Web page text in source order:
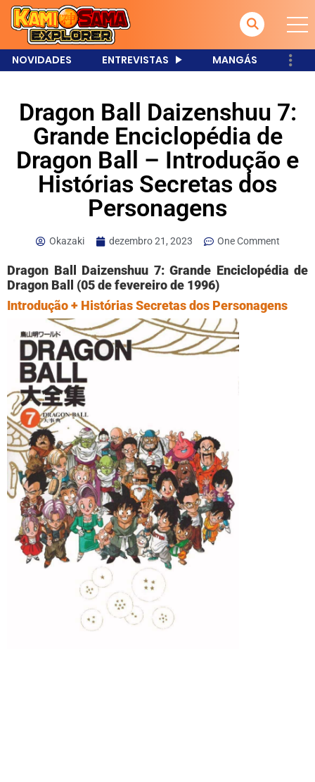
NOVIDADES ENTREVISTAS MANGÁS
Dragon Ball Daizenshuu 7:
Grande Enciclopédia de
Dragon Ball – Introdução e
Histórias Secretas dos
Personagens
Okazaki dezembro 21, 2023 One Comment
Dragon Ball Daizenshuu 7: Grande Enciclopédia de
Dragon Ball (05 de fevereiro de 1996)
Introdução + Histórias Secretas dos Personagens